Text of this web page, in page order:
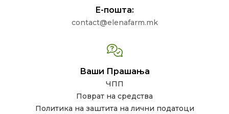
Е-пошта:
contact@elenafarm.mk
Ваши Прашања
ЧПП
Поврат на средства
Политика на заштита на лични податоци